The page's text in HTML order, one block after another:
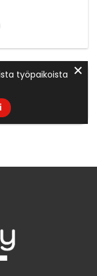
työpaikoista ✕